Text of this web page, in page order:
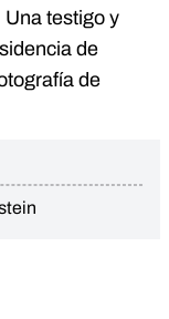
Una testigo y
de
de